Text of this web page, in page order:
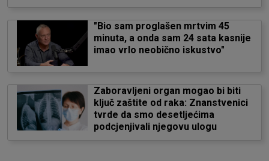
"Bio sam proglašen mrtvim 45
minuta, a onda sam 24 sata kasnije
imao vrlo neobično iskustvo"
Zaboravljeni organ mogao bi biti
ključ zaštite od raka: Znanstvenici
tvrde da smo desetljećima
podcjenjivali njegovu ulogu